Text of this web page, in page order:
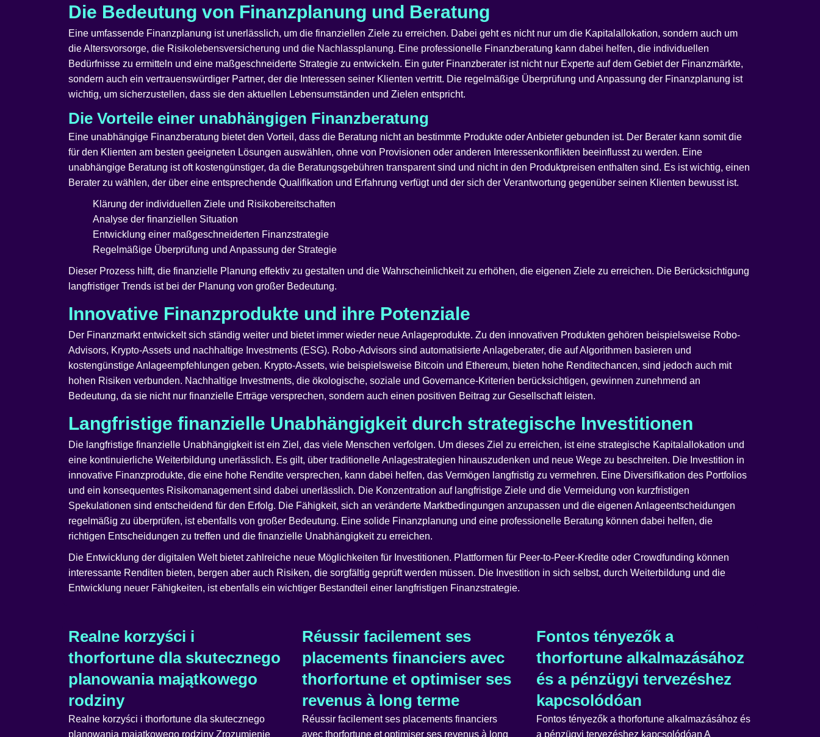
Die Bedeutung von Finanzplanung und Beratung
Eine umfassende Finanzplanung ist unerlässlich, um die finanziellen Ziele zu erreichen. Dabei geht es nicht nur um die Kapitalallokation, sondern auch um
die Altersvorsorge, die Risikolebensversicherung und die Nachlassplanung. Eine professionelle Finanzberatung kann dabei helfen, die individuellen
Bedürfnisse zu ermitteln und eine maßgeschneiderte Strategie zu entwickeln. Ein guter Finanzberater ist nicht nur Experte auf dem Gebiet der Finanzmärkte,
sondern auch ein vertrauenswürdiger Partner, der die Interessen seiner Klienten vertritt. Die regelmäßige Überprüfung und Anpassung der Finanzplanung ist
wichtig, um sicherzustellen, dass sie den aktuellen Lebensumständen und Zielen entspricht.
Die Vorteile einer unabhängigen Finanzberatung
Eine unabhängige Finanzberatung bietet den Vorteil, dass die Beratung nicht an bestimmte Produkte oder Anbieter gebunden ist. Der Berater kann somit die
für den Klienten am besten geeigneten Lösungen auswählen, ohne von Provisionen oder anderen Interessenkonflikten beeinflusst zu werden. Eine
unabhängige Beratung ist oft kostengünstiger, da die Beratungsgebühren transparent sind und nicht in den Produktpreisen enthalten sind. Es ist wichtig, einen
Berater zu wählen, der über eine entsprechende Qualifikation und Erfahrung verfügt und der sich der Verantwortung gegenüber seinen Klienten bewusst ist.
Klärung der individuellen Ziele und Risikobereitschaften
Analyse der finanziellen Situation
Entwicklung einer maßgeschneiderten Finanzstrategie
Regelmäßige Überprüfung und Anpassung der Strategie
Dieser Prozess hilft, die finanzielle Planung effektiv zu gestalten und die Wahrscheinlichkeit zu erhöhen, die eigenen Ziele zu erreichen. Die Berücksichtigung
langfristiger Trends ist bei der Planung von großer Bedeutung.
Innovative Finanzprodukte und ihre Potenziale
Der Finanzmarkt entwickelt sich ständig weiter und bietet immer wieder neue Anlageprodukte. Zu den innovativen Produkten gehören beispielsweise Robo-
Advisors, Krypto-Assets und nachhaltige Investments (ESG). Robo-Advisors sind automatisierte Anlageberater, die auf Algorithmen basieren und
kostengünstige Anlageempfehlungen geben. Krypto-Assets, wie beispielsweise Bitcoin und Ethereum, bieten hohe Renditechancen, sind jedoch auch mit
hohen Risiken verbunden. Nachhaltige Investments, die ökologische, soziale und Governance-Kriterien berücksichtigen, gewinnen zunehmend an
Bedeutung, da sie nicht nur finanzielle Erträge versprechen, sondern auch einen positiven Beitrag zur Gesellschaft leisten.
Langfristige finanzielle Unabhängigkeit durch strategische Investitionen
Die langfristige finanzielle Unabhängigkeit ist ein Ziel, das viele Menschen verfolgen. Um dieses Ziel zu erreichen, ist eine strategische Kapitalallokation und
eine kontinuierliche Weiterbildung unerlässlich. Es gilt, über traditionelle Anlagestrategien hinauszudenken und neue Wege zu beschreiten. Die Investition in
innovative Finanzprodukte, die eine hohe Rendite versprechen, kann dabei helfen, das Vermögen langfristig zu vermehren. Eine Diversifikation des Portfolios
und ein konsequentes Risikomanagement sind dabei unerlässlich. Die Konzentration auf langfristige Ziele und die Vermeidung von kurzfristigen
Spekulationen sind entscheidend für den Erfolg. Die Fähigkeit, sich an veränderte Marktbedingungen anzupassen und die eigenen Anlageentscheidungen
regelmäßig zu überprüfen, ist ebenfalls von großer Bedeutung. Eine solide Finanzplanung und eine professionelle Beratung können dabei helfen, die
richtigen Entscheidungen zu treffen und die finanzielle Unabhängigkeit zu erreichen.
Die Entwicklung der digitalen Welt bietet zahlreiche neue Möglichkeiten für Investitionen. Plattformen für Peer-to-Peer-Kredite oder Crowdfunding können
interessante Renditen bieten, bergen aber auch Risiken, die sorgfältig geprüft werden müssen. Die Investition in sich selbst, durch Weiterbildung und die
Entwicklung neuer Fähigkeiten, ist ebenfalls ein wichtiger Bestandteil einer langfristigen Finanzstrategie.
Realne korzyści i
thorfortune dla skutecznego
planowania majątkowego
rodziny
Realne korzyści i thorfortune dla skutecznego
planowania majątkowego rodziny Zrozumienie
Réussir facilement ses
placements financiers avec
thorfortune et optimiser ses
revenus à long terme
Réussir facilement ses placements financiers
avec thorfortune et optimiser ses revenus à long
Fontos tényezők a
thorfortune alkalmazásához
és a pénzügyi tervezéshez
kapcsolódóan
Fontos tényezők a thorfortune alkalmazásához és
a pénzügyi tervezéshez kapcsolódóan A